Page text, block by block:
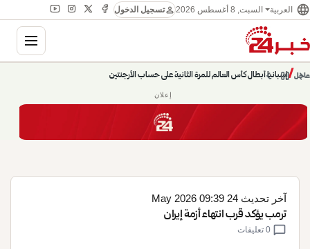
language العربية السبت, 8 أغسطس 2026 personتسجيل الدخول
عاجل/إسبانيا أبطال كأس العالم للمرة الثانية على حساب الأرجنتين chevron_right
pause
chevron_left
إعلان
آخر تحديث 24 May 2026 09:39
ترمب يؤكد قرب انتهاء أزمة إيران
chat_bubble